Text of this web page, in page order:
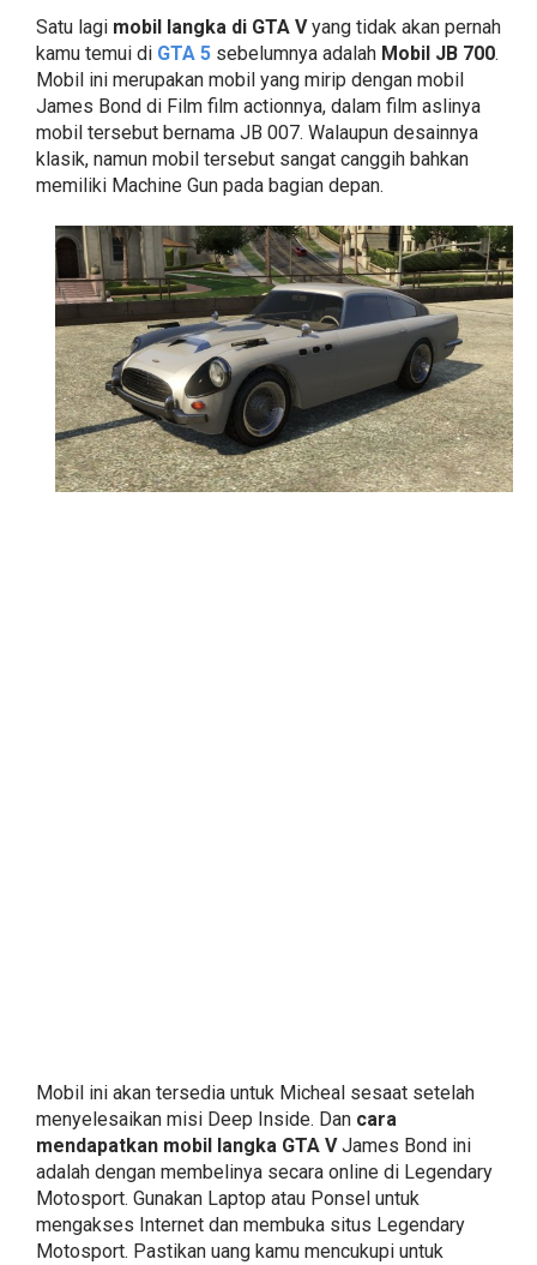
Satu lagi mobil langka di GTA Vyang tidak akan pernah
kamu temui di GTA 5 sebelumnya adalah Mobil JB 700.
Mobil ini merupakan mobil yang mirip dengan mobil
James Bond di Film film actionnya, dalam film aslinya
mobil tersebut bernama JB 007. Walaupun desainnya
klasik, namun mobil tersebut sangat canggih bahkan
memiliki Machine Gun pada bagian depan.
Mobil ini akan tersedia untuk Micheal sesaat setelah
menyelesaikan misi Deep Inside. Dan cara
mendapatkan mobil langka GTA VJames Bond ini
adalah dengan membelinya secara online di Legendary
Motosport. Gunakan Laptop atau Ponsel untuk
mengakses Internet dan membuka situs Legendary
Motosport. Pastikan uang kamu mencukupi untuk